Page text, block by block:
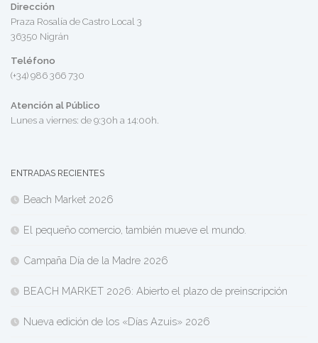
Dirección
Praza Rosalía de Castro Local 3
36350 Nigrán
Teléfono
(+34) 986 366 730
Atención al Público
Lunes a viernes: de 9:30h a 14:00h.
ENTRADAS RECIENTES
Beach Market 2026
El pequeño comercio, también mueve el mundo.
Campaña Día de la Madre 2026
BEACH MARKET 2026: Abierto el plazo de preinscripción
Nueva edición de los «Días Azuis» 2026